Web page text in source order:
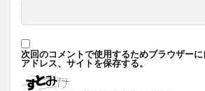
次回のコメントで使用するためブラウザー
アドレス、サイトを保存する。